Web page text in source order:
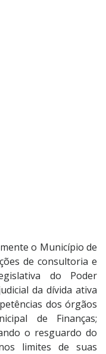
o Município de
de consultoria e
do Poder
da dívida ativa
dos órgãos
de Finanças;
o resguardo do
limites de suas